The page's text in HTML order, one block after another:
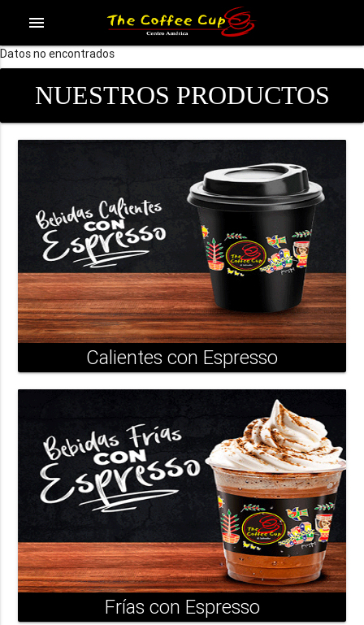
menu
Datos no encontrados
NUESTROS PRODUCTOS
Calientes con Espresso
Frías con Espresso